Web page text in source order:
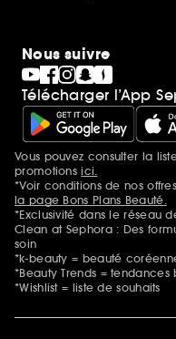
Nous suivre
Télécharger l’App
Mentions
Vous pouvez consulter la
promotionsici.
*Voir conditions de nos
la page Bons Plans Beauté.
*Exclusivité dans le réseau
Clean at Sephora : Des
soin
*k-beauty = beauté
*Beauty Trends = tendances
*Wishlist = liste de souhaits